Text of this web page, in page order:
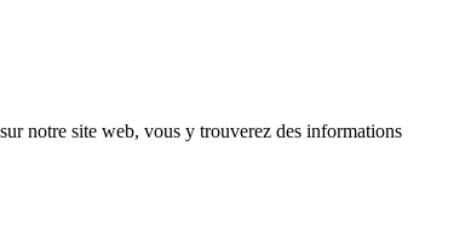
sur notre site web, vous y trouverez des informations